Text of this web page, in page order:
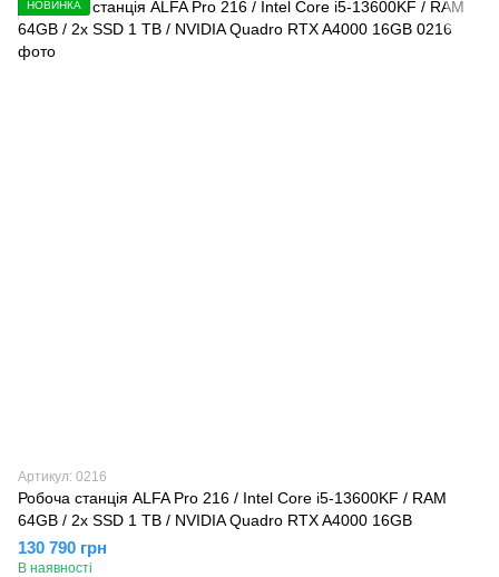
НОВИНКА
Артикул: 0216
Робоча станція ALFA Pro 216 / Intel Core i5-13600KF / RAM
64GB / 2x SSD 1 TB / NVIDIA Quadro RTX A4000 16GB
130 790 грн
В наявності